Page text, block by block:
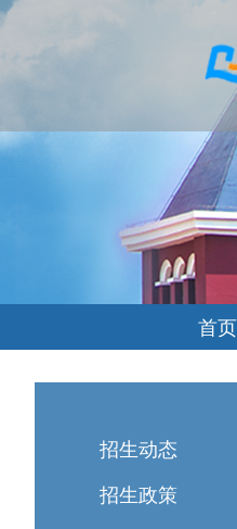
首页
招生动态
招生政策